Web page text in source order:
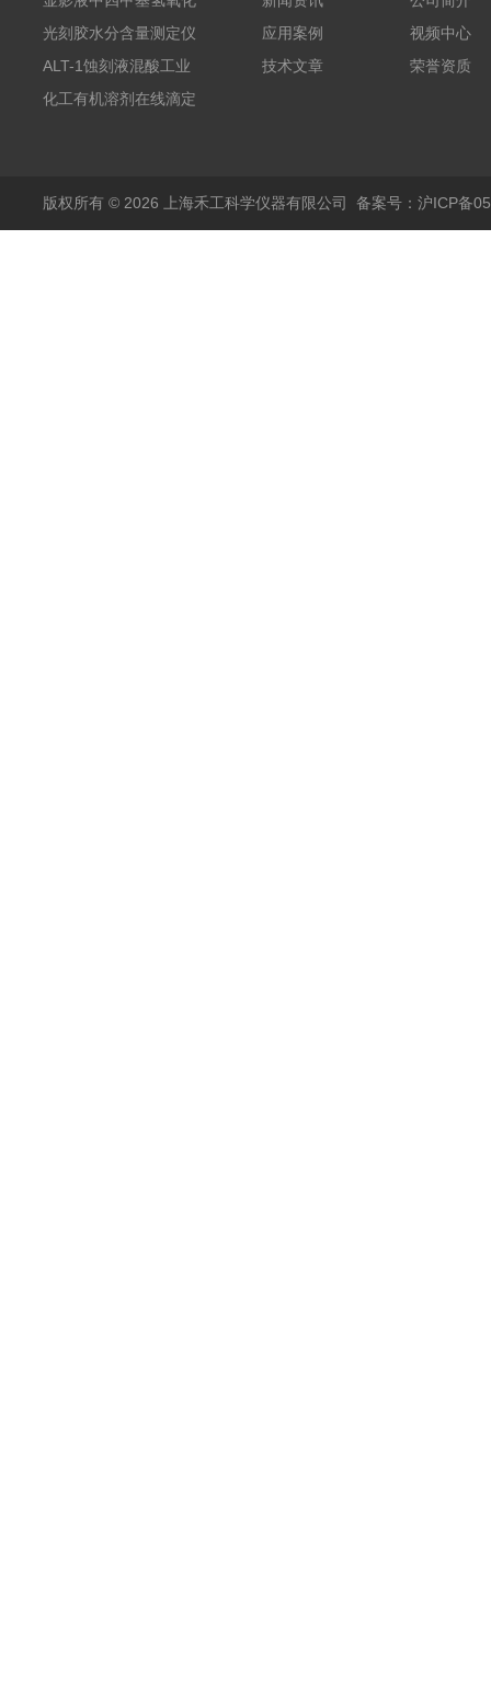
铵的浓度测定仪
光刻胶水分含量测定仪
AKF-C6
ALT-1蚀刻液混酸工业
在线滴定分析仪
化工有机溶剂在线滴定
应用案例
技术文章
视频中心
荣誉资质
版权所有 © 2026 上海禾工科学仪器有限公司 备案号：沪ICP备